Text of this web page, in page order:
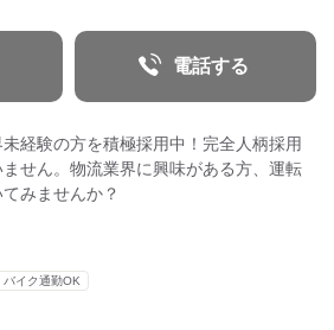
電話する
経験の方を積極採用中！完全人柄採用
せん。物流業界に興味がある方、運転
みませんか？
バイク通勤OK